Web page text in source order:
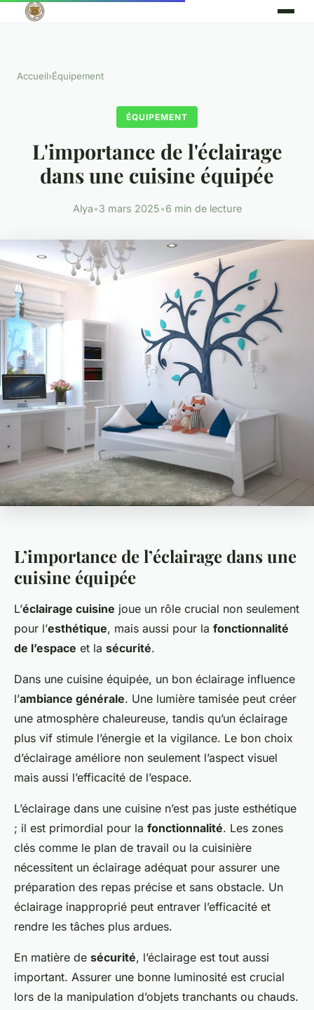
Accueil›Équipement
ÉQUIPEMENT
L'importance de l'éclairage
dans une cuisine équipée
Alya•3 mars 2025•6 min de lecture
L’importance de l’éclairage dans une
cuisine équipée
L’éclairage cuisine joue un rôle crucial non seulement
pour l’esthétique, mais aussi pour la fonctionnalité
de l’espace et la sécurité.
Dans une cuisine équipée, un bon éclairage influence
l’ambiance générale. Une lumière tamisée peut créer
une atmosphère chaleureuse, tandis qu’un éclairage
plus vif stimule l’énergie et la vigilance. Le bon choix
d’éclairage améliore non seulement l’aspect visuel
mais aussi l’efficacité de l’espace.
L’éclairage dans une cuisine n’est pas juste esthétique
; il est primordial pour la fonctionnalité. Les zones
clés comme le plan de travail ou la cuisinière
nécessitent un éclairage adéquat pour assurer une
préparation des repas précise et sans obstacle. Un
éclairage inapproprié peut entraver l’efficacité et
rendre les tâches plus ardues.
En matière de sécurité, l’éclairage est tout aussi
important. Assurer une bonne luminosité est crucial
lors de la manipulation d’objets tranchants ou chauds.